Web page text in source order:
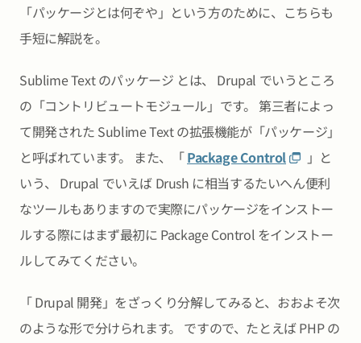
「パッケージとは何ぞや」という方のために、こちらも
手短に解説を。
Sublime Text のパッケージ とは、 Drupal でいうところ
の「コントリビュートモジュール」です。 第三者によっ
て開発された Sublime Text の拡張機能が「パッケージ」
と呼ばれています。 また、「Package Control
」と
いう、 Drupal でいえば Drush に相当するたいへん便利
なツールもありますので実際にパッケージをインストー
ルする際にはまず最初に Package Control をインストー
ルしてみてください。
「 Drupal 開発」をざっくり分解してみると、おおよそ次
のような形で分けられます。 ですので、たとえば PHP の